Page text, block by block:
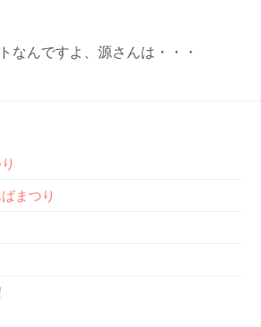
なんですよ、源さんは・・・
まつり